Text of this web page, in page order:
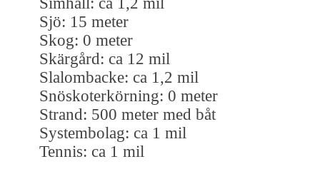
Sjö: 15 meter
Skog: 0 meter
Skärgård: ca 12 mil
Slalombacke: ca 1,2 mil
Snöskoterkörning: 0 meter
Strand: 500 meter med båt
Systembolag: ca 1 mil
Tennis: ca 1 mil